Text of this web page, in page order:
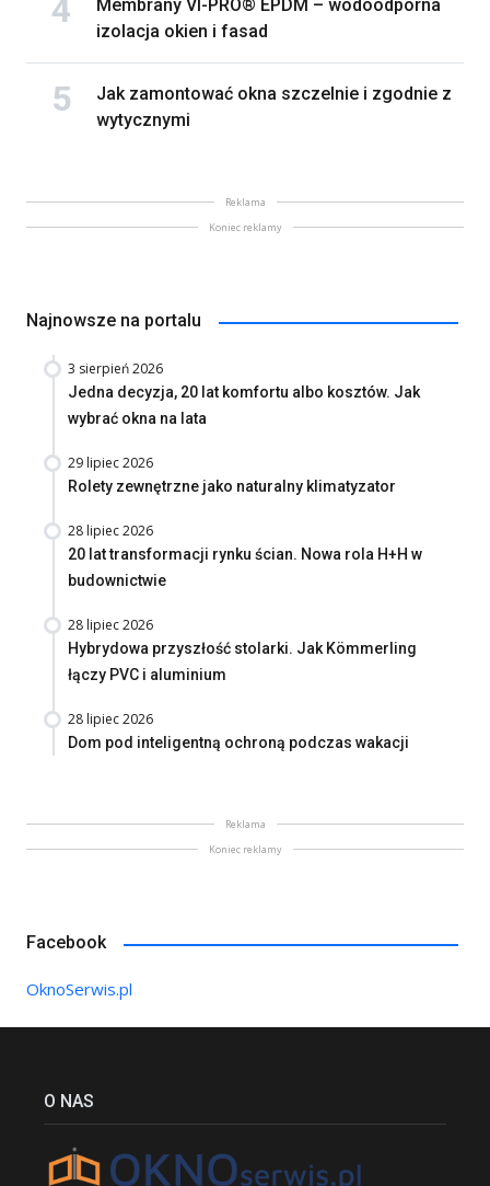
Membrany VI-PRO® EPDM – wodoodporna
izolacja okien i fasad
Jak zamontować okna szczelnie i zgodnie z
wytycznymi
Reklama
Koniec reklamy
Najnowsze na portalu
3 sierpień 2026
Jedna decyzja, 20 lat komfortu albo kosztów. Jak
wybrać okna na lata
29 lipiec 2026
Rolety zewnętrzne jako naturalny klimatyzator
28 lipiec 2026
20 lat transformacji rynku ścian. Nowa rola H+H w
budownictwie
28 lipiec 2026
Hybrydowa przyszłość stolarki. Jak Kömmerling
łączy PVC i aluminium
28 lipiec 2026
Dom pod inteligentną ochroną podczas wakacji
Reklama
Koniec reklamy
Facebook
OknoSerwis.pl
O NAS